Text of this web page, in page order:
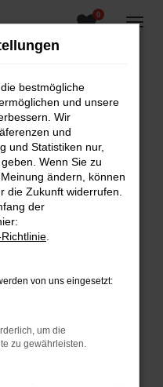
0
helfen können:
und deine
Beispiel deine
Werbeblocker,
Seiten
Seite in einem
bestmögliche
und unsere
Wir
und
und Statistiken nur,
Wenn Sie zu
ändern, können
die Zukunft widerrufen.
der
von uns eingesetzt:
um die
zu gewährleisten.